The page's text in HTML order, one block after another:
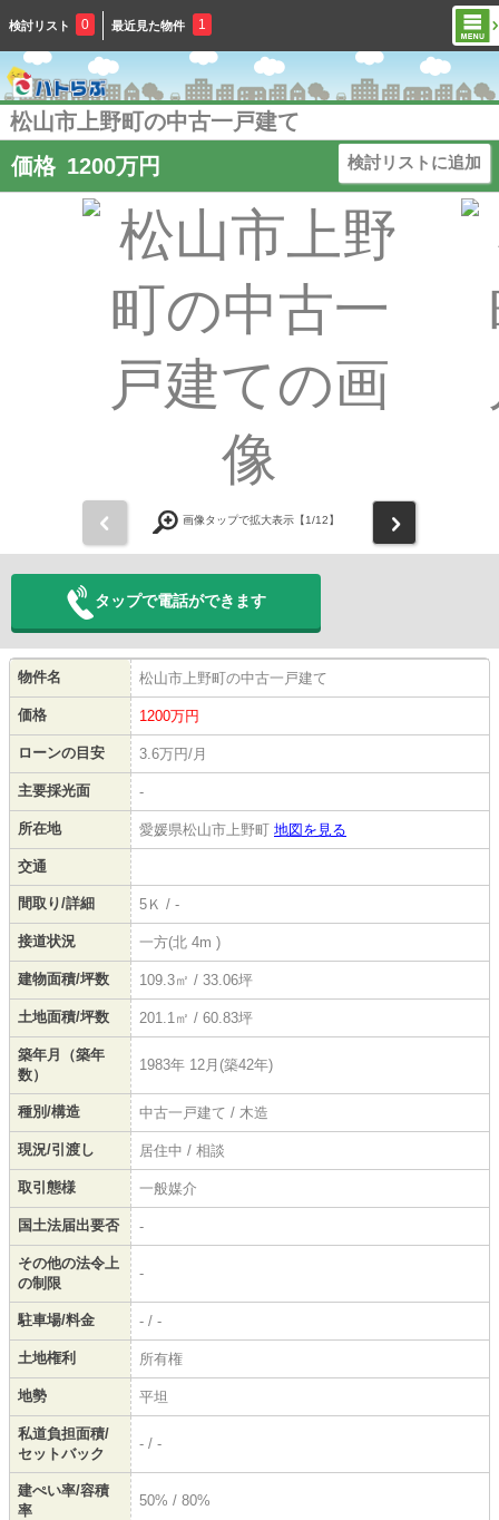
検討リスト 0 最近見た物件 1
松山市上野町の中古一戸建て
価格 1200万円 検討リストに追加
画像タップで拡大表示【1/12】
タップで電話ができます
物件名 松山市上野町の中古一戸建て
価格 1200万円
ローンの目安 3.6万円/月
主要採光面 -
所在地 愛媛県松山市上野町 地図を見る
交通
間取り/詳細 5Ｋ / -
接道状況 一方(北 4m )
建物面積/坪数 109.3㎡ / 33.06坪
土地面積/坪数 201.1㎡ / 60.83坪
築年月（築年
数）
1983年 12月(築42年)
種別/構造 中古一戸建て / 木造
現況/引渡し 居住中 / 相談
取引態様 一般媒介
国土法届出要否 -
その他の法令上
の制限
-
駐車場/料金 - / -
土地権利 所有権
地勢 平坦
私道負担面積/
セットバック
- / -
建ぺい率/容積
率
50% / 80%